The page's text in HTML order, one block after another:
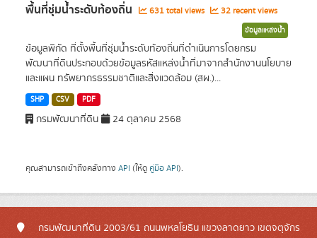
พื้นที่ชุ่มน้ำระดับท้องถิ่น 631 total views 32 recent views
ข้อมูลแหล่งน้ำ
ข้อมูลพิกัด ที่ตั้งพื้นที่ชุ่มน้ำระดับท้องถิ่นที่ดำเนินการโดยกรม
พัฒนาที่ดินประกอบด้วยข้อมูลรหัสแหล่งน้ำที่มาจากสำนักงานนโยบาย
และแผน ทรัพยากรธรรมชาติและสิ่งแวดล้อม (สผ.)...
SHP CSV PDF
กรมพัฒนาที่ดิน 24 ตุลาคม 2568
คุณสามารถเข้าถึงคลังทาง API (ให้ดู คู่มือ API).
กรมพัฒนาที่ดิน 2003/61 ถนนพหลโยธิน แขวงลาดยาว เขตจตุจักร